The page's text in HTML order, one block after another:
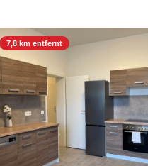
7,8 km entfernt